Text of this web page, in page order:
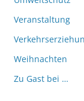
Veranstaltung
Weihnachten
Zu Gast bei …